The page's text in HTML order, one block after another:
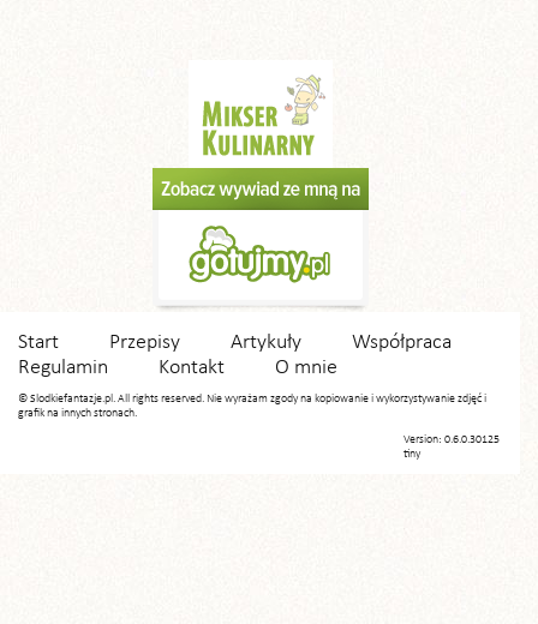
Start Przepisy Artykuły
Współpraca
Regulamin
Kontakt O mnie
© Slodkiefantazje.pl. All rights reserved. Nie wyrażam zgody na kopiowanie i wykorzystywanie zdjęć i
grafik na innych stronach.
Version: 0.6.0.30125
tiny